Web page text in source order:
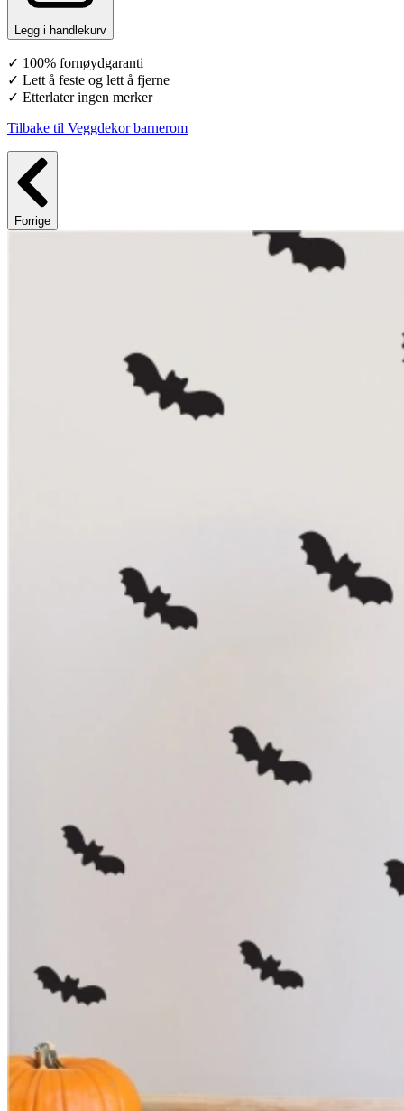
Legg i handlekurv
✓ 100% fornøydgaranti
✓ Lett å feste og lett å fjerne
✓ Etterlater ingen merker
Tilbake til Veggdekor barnerom
Forrige